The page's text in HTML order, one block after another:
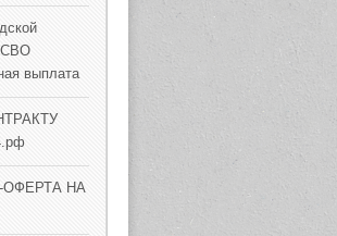
СВО
выплата
ОФЕРТА НА